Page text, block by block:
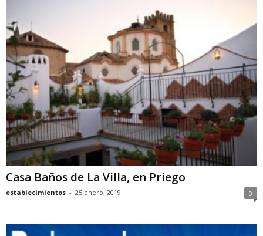
Casa Baños de La Villa, en Priego
establecimientos - 25 enero, 2019 0